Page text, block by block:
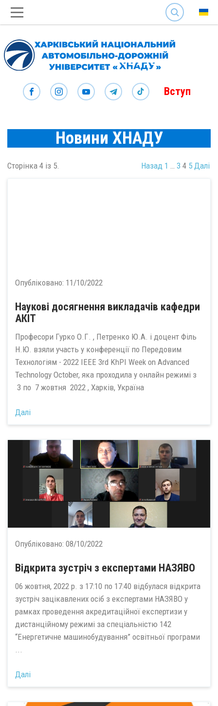
SEARCH
Вступ
Новини ХНАДУ
Сторінка 4 із 5. Назад 1 … 3 4 5 Далі
Опубліковано: 11/10/2022
Наукові досягнення викладачів кафедри
АКІТ
Професори Гурко О.Г. , Петренко Ю.А. і доцент Філь
Н.Ю. взяли участь у конференції по Передовим
Технологіям - 2022 IEEE 3rd KhPI Week on Advanced
Technology October, яка проходила у онлайн режимі з
3 по 7 жовтня 2022 , Харків, Україна
Далі
Опубліковано: 08/10/2022
Відкрита зустріч з експертами НАЗЯВО
06 жовтня, 2022 р. з 17:10 по 17:40 відбулася відкрита
зустріч зацікавлених осіб з експертами НАЗЯВО у
рамках проведення акредитаційної експертизи у
дистанційному режимі за спеціальністю 142
“Енергетичне машинобудування” освітньої програми
...
Далі